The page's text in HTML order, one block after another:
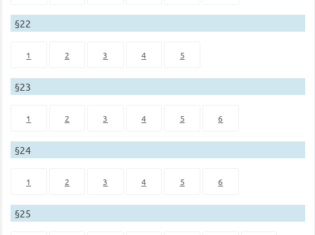
§22
1 2 3 4 5
§23
1 2 3 4 5 6
§24
1 2 3 4 5 6
§25